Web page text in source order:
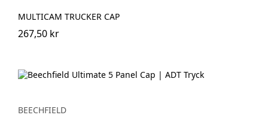
MULTICAM TRUCKER CAP
267,50 kr
BEECHFIELD